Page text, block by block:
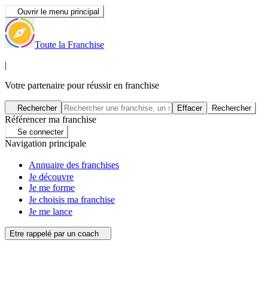
Ouvrir le menu principal
Toute la Franchise
|
Votre partenaire pour réussir en franchise
Rechercher Effacer Rechercher
Référencer ma franchise
Se connecter
Navigation principale
Annuaire des franchises
Je découvre
Je me forme
Je choisis ma franchise
Je me lance
Etre rappelé par un coach